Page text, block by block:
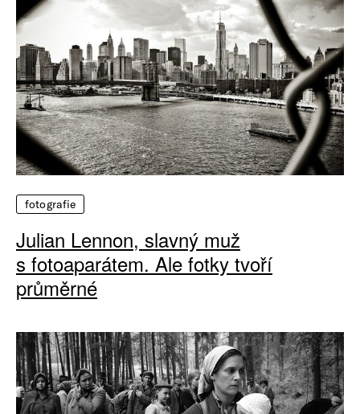
fotografie
Julian Lennon, slavný muž
s fotoaparátem. Ale fotky tvoří
průměrné